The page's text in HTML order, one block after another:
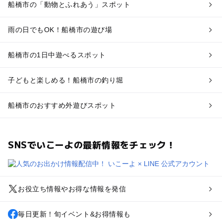
船橋市の「動物とふれあう」スポット
雨の日でもOK！船橋市の遊び場
船橋市の1日中遊べるスポット
子どもと楽しめる！船橋市の釣り堀
船橋市のおすすめ外遊びスポット
SNSでいこーよの最新情報をチェック！
お役立ち情報やお得な情報を発信
毎日更新！旬イベント&お得情報も